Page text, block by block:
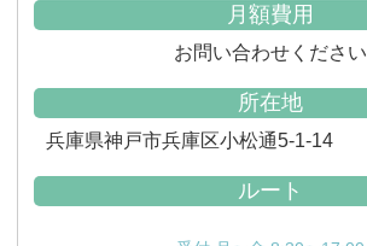
月額費用
お問い合わせください
所在地
兵庫県神戸市兵庫区小松通5-1-14
ルート